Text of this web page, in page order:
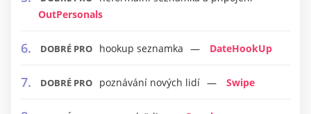
OutPersonals
DOBRÉ PRO hookup seznamka DateHookUp
DOBRÉ PRO poznávání nových lidí Swipe